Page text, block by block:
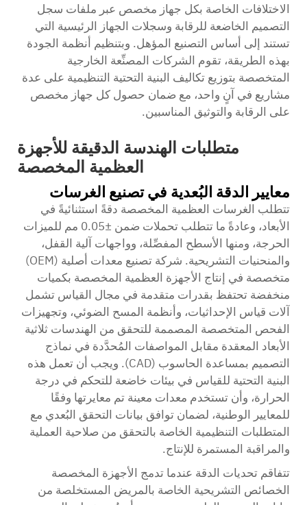
الاختلافات الخاصة بكل جهاز مخصص عبر ملفات سجل
التصميم الخاضعة للرقابة وسجلات الجهاز الرئيسية التي
تستند إلى أساس التصنيع المؤهل. وبتنظيم أنظمة الجودة
بهذه الطريقة، تقوم الشركات المصنِّعة الخارجية
المتخصصة بتوزيع تكاليف البنية التحتية التنظيمية على عدة
مشاريع في آنٍ واحد، مع ضمان حصول كل جهاز مخصص
على الرقابة والتوثيق المناسبين.
متطلبات الهندسة الدقيقة للأجهزة
العظمية المخصصة
معايير الدقة البُعدية في تصنيع الغرسات
تتطلب الغرسات العظمية المخصصة دقةً استثنائيةً في
الأبعاد، وعادةً ما تتطلب تحملات ضمن ±0.05 مم للميزات
الحرجة، ومنها الأسطح المفصِّلة، وواجهات آلية القفل،
والمنحنيات التشريحية.
شركة تصنيع معدات أصلية (OEM)
متخصصة في إنتاج الأجهزة العظمية المخصصة بكميات
منخفضة تحتفظ بقدرات متقدمة في مجال القياس تشمل
آلات قياس الإحداثيات، وأنظمة المسح الضوئي، وتجهيزات
الفحص المتخصصة المصممة للتحقق من الهندسات ثلاثية
الأبعاد المعقدة مقابل المواصفات المُحدَّدة في نماذج
التصميم بمساعدة الحاسوب (CAD). ويجب أن تعمل هذه
البنية التحتية للقياس في بيئات خاضعة للتحكم في درجة
الحرارة، وأن تستخدم معدات معينة تم معايرتها وفقًا
للمعايير الوطنية، لضمان توافق بيانات التحقق البُعدي مع
المتطلبات التنظيمية الخاصة بالتحقق من صلاحية العملية
والمراقبة المستمرة للإنتاج.
تتفاقم تحديات الدقة عندما تدمج الأجهزة المخصصة
الخصائص التشريحية الخاصة بالمريض المستخلصة من